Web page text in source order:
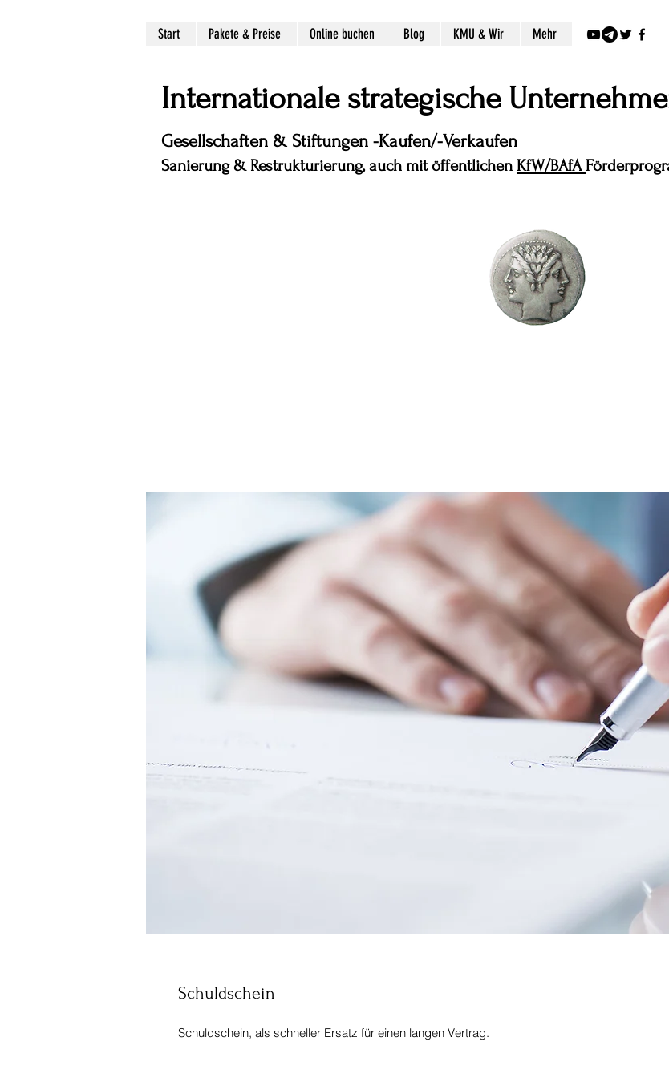
Start Pakete & Preise Online buchen Blog KMU & Wir Mehr
Internationale strategische
Gesellschaften & Stiftungen -Kaufen/-Verkaufen
Sanierung & Restrukturierung, auch mit öffentlichen KfW/BAfA
Schuldschein
Schuldschein, als schneller Ersatz für einen langen Vertrag.